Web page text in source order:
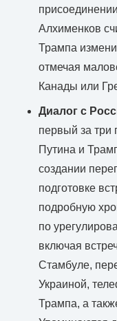
Алхименков
Трампа
отмечая
Канады или
Диалог с
первый за три
Путина и
создании
подготовке
подробную
по
включая
Стамбуле,
Украиной,
Трампа, а